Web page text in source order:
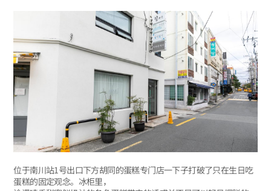
位于南川站1号出口下方胡同的蛋糕专门店一下子打破了只在生日吃
蛋糕的固定观念。冰柜里，